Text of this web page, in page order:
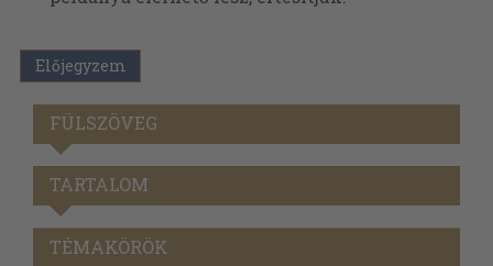
Előjegyzem
FÜLSZÖVEG
TARTALOM
TÉMAKÖRÖK